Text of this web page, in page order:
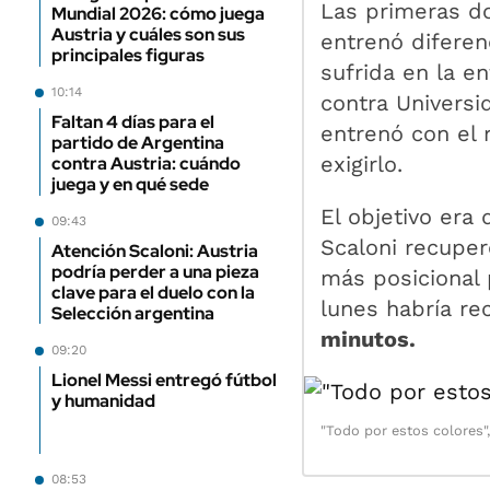
Mundial 2026: cómo juega
Austria y cuáles son sus
principales figuras
10:14
Faltan 4 días para el
partido de Argentina
contra Austria: cuándo
juega y en qué sede
09:43
Atención Scaloni: Austria
podría perder a una pieza
clave para el duelo con la
Selección argentina
09:20
Lionel Messi entregó fútbol
y humanidad
08:53
Las primeras
entrenó
sufrida en la
contra
entrenó con el
exigirlo.
El objetivo era
Scaloni
más posicional
lunes habría
minutos.
"Todo por estos